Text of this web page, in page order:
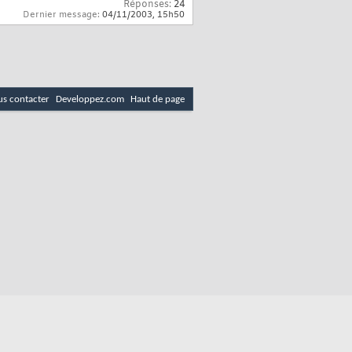
Réponses: 24
Dernier message: 04/11/2003, 15h50
contacter Developpez.com Haut de page